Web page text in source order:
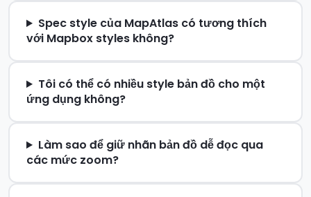
Spec style của MapAtlas có tương thích
với Mapbox styles không?
Tôi có thể có nhiều style bản đồ cho một
ứng dụng không?
Làm sao để giữ nhãn bản đồ dễ đọc qua
các mức zoom?